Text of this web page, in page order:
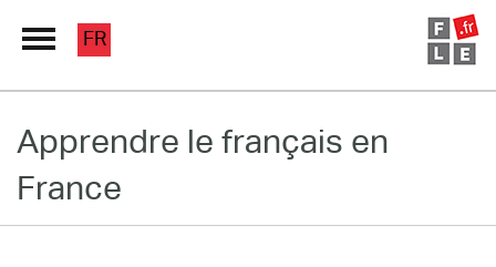
Grand Répertoire
Immersion France
FR
Apprendre le français en
France